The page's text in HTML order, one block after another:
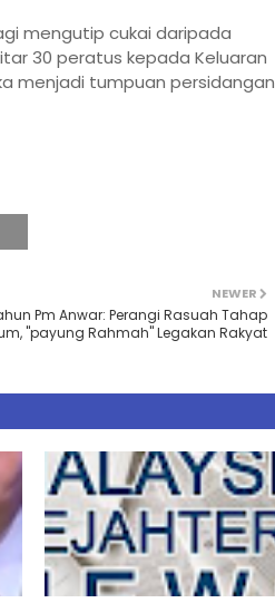
mengutip cukai daripada
30 peratus kepada Keluaran
menjadi tumpuan persidangan
NEWER
Pm Anwar: Perangi Rasuah Tahap
"payung Rahmah" Legakan Rakyat